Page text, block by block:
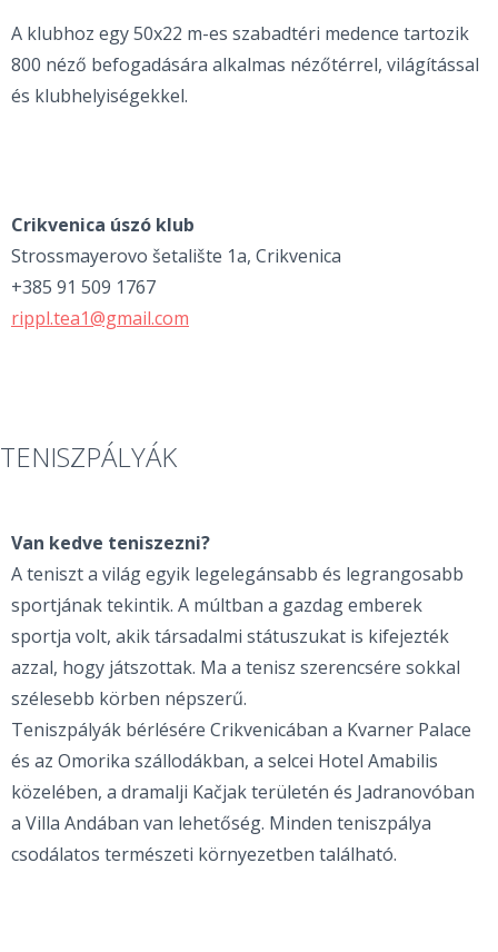
A klubhoz egy 50x22 m-es szabadtéri medence tartozik
800 néző befogadására alkalmas nézőtérrel, világítással
és klubhelyiségekkel.
Crikvenica úszó klub
Strossmayerovo šetalište 1a, Crikvenica
+385 91 509 1767
rippl.tea1@gmail.com
TENISZPÁLYÁK
Van kedve teniszezni?
A teniszt a világ egyik legelegánsabb és legrangosabb
sportjának tekintik. A múltban a gazdag emberek
sportja volt, akik társadalmi státuszukat is kifejezték
azzal, hogy játszottak. Ma a tenisz szerencsére sokkal
szélesebb körben népszerű.
Teniszpályák bérlésére Crikvenicában a Kvarner Palace
és az Omorika szállodákban, a selcei Hotel Amabilis
közelében, a dramalji Kačjak területén és Jadranovóban
a Villa Andában van lehetőség. Minden teniszpálya
csodálatos természeti környezetben található.